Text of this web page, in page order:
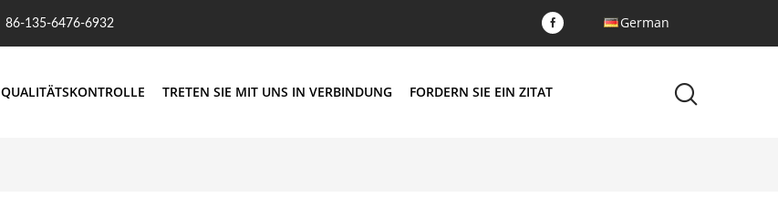
86-135-6476-6932 German
QUALITÄTSKONTROLLE TRETEN SIE MIT UNS IN VERBINDUNG FORDERN SIE EIN ZITAT